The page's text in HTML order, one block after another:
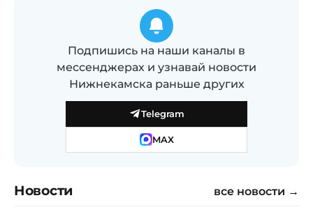
Подпишись на наши каналы в
мессенджерах и узнавай новости
Нижнекамска раньше других
Telegram
MAX
Новости все новости →